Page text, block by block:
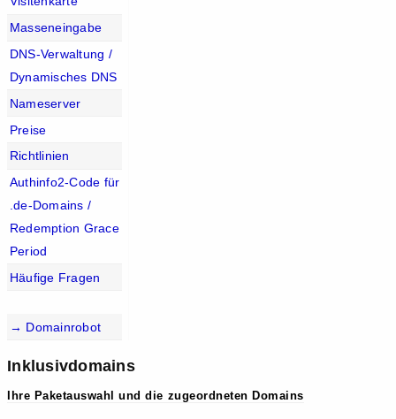
Masseneingabe
DNS-Verwaltung /
Dynamisches DNS
Nameserver
Preise
Richtlinien
Authinfo2-Code für
.de-Domains /
Redemption Grace
Period
Häufige Fragen
→ Domainrobot
Inklusivdomains
Ihre Paketauswahl und die zugeordneten Domains